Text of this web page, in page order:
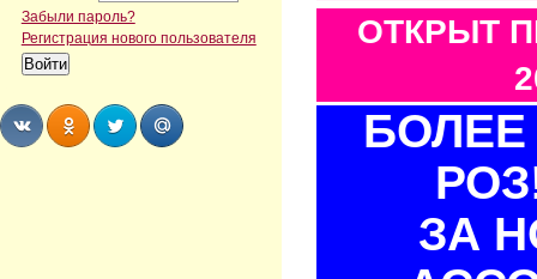
Забыли пароль?
Регистрация нового пользователя
ОТКРЫТ
БОЛЕЕ
ЗА